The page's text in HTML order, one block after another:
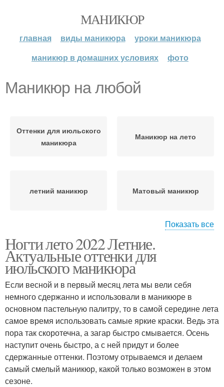
МАНИКЮР
главная виды маникюра
уроки маникюра
маникюр в домашних условиях
фото
Маникюр на любой
Оттенки для июльского
маникюра
Маникюр на лето
летний маникюр Матовый маникюр
Зимний маникюр Оригинальный маникюр
Новогодний маникюр
маникюр на короткие
ногти
Маникюр на коротких
ногтях
модный маникюр
Показать все
Ногти лето 2022 Летние.
Актуальные оттенки для
июльского маникюра
Если весной и в первый месяц лета мы вели себя
немного сдержанно и использовали в маникюре в
основном пастельную палитру, то в самой середине лета
самое время использовать самые яркие краски. Ведь эта
пора так скоротечна, а загар быстро смывается. Осень
наступит очень быстро, а с ней придут и более
сдержанные оттенки. Поэтому отрываемся и делаем
самый смелый маникюр, какой только возможен в этом
сезоне.